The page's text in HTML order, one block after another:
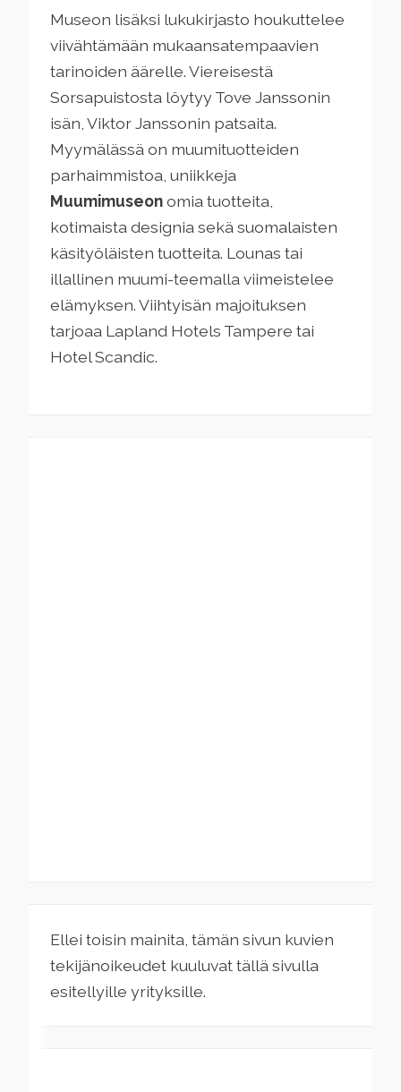
Museon lisäksi lukukirjasto houkuttelee
viivähtämään mukaansatempaavien
tarinoiden äärelle. Viereisestä
Sorsapuistosta löytyy Tove Janssonin
isän, Viktor Janssonin patsaita.
Myymälässä on muumituotteiden
parhaimmistoa, uniikkeja
Muumimuseonomia tuotteita,
kotimaista designia sekä suomalaisten
käsityöläisten tuotteita. Lounas tai
illallinen muumi-teemalla viimeistelee
elämyksen. Viihtyisän majoituksen
tarjoaa Lapland Hotels Tampere tai
Hotel Scandic.
Ellei toisin mainita, tämän sivun kuvien
tekijänoikeudet kuuluvat tällä sivulla
esitellyille yrityksille.